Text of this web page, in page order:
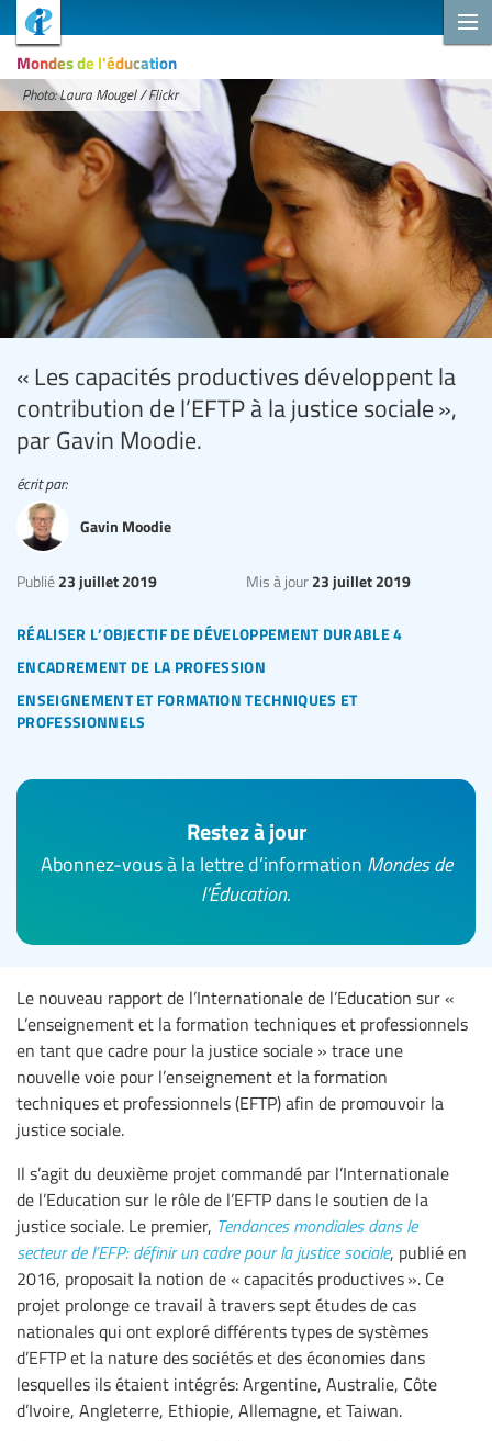
Mondes de l'éducation
Photo: Laura Mougel / Flickr
« Les capacités productives développent la
contribution de l’EFTP à la justice sociale »,
par Gavin Moodie.
réaliser l’objectif de développement durable 4
encadrement de la profession
enseignement et formation techniques et
professionnels
Publié 23 juillet 2019 Mis à jour 23 juillet 2019
écrit par:
Gavin Moodie
Restez à jour
Abonnez-vous à la lettre d’information Mondes de
l’Éducation.
Le nouveau rapport de l’Internationale de l’Education sur «
L’enseignement et la formation techniques et professionnels
en tant que cadre pour la justice sociale » trace une
nouvelle voie pour l’enseignement et la formation
techniques et professionnels (EFTP) afin de promouvoir la
justice sociale.
Il s’agit du deuxième projet commandé par l’Internationale
de l’Education sur le rôle de l’EFTP dans le soutien de la
justice sociale. Le premier, Tendances mondiales dans le
secteur de l’EFP: définir un cadre pour la justice sociale, publié en
2016, proposait la notion de « capacités productives ». Ce
projet prolonge ce travail à travers sept études de cas
nationales qui ont exploré différents types de systèmes
d’EFTP et la nature des sociétés et des économies dans
lesquelles ils étaient intégrés: Argentine, Australie, Côte
d’Ivoire, Angleterre, Ethiopie, Allemagne, et Taiwan.